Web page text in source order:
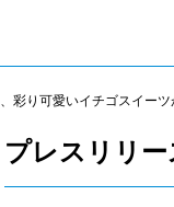
彩り可愛いイチゴスイーツ
プレスリリー